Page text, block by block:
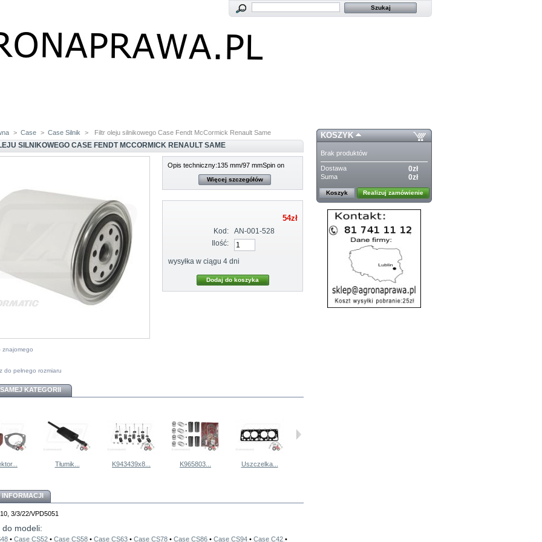
> Case > Case Silnik > Filtr oleju silnikowego Case Fendt McCormick Renault Same
SILNIKOWEGO CASE FENDT MCCORMICK RENAULT SAME
znajomego
do pełnego rozmiaru
Opis techniczny:135 mm/97 mmSpin on
Więcej szczegółów
54zł
Kod:
AN-001-528
Ilość:
wysyłka w ciągu 4 dni
KATEGORII
Tłumik... K943439x8... K965803... Uszczelka...
INFORMACJI
3/3/22/VPD5051
do modeli:
• Case CS52 • Case CS58 • Case CS63 • Case CS78 • Case CS86 • Case CS94 • Case C42 •
KOSZYK
Brak produktów
Dostawa 0zł
Suma 0zł
Koszyk Realizuj zamówienie